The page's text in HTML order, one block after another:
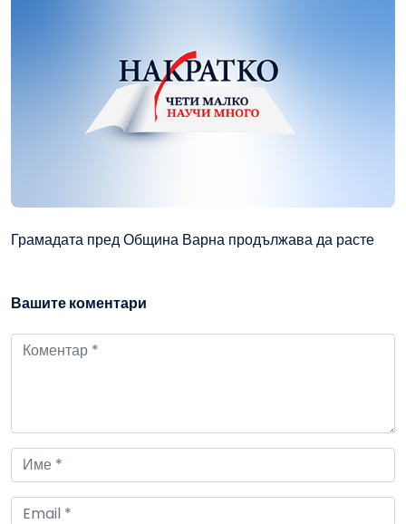
Грамадата пред Община Варна продължава да расте
Вашите коментари